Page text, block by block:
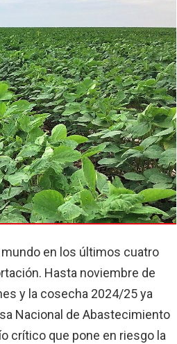
en los últimos cuatro
Hasta noviembre de
y la cosecha 2024/25 ya
Nacional de Abastecimiento
crítico que pone en riesgo la